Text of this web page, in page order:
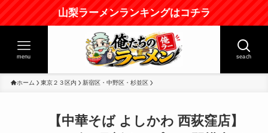
山梨ラーメンランキングはコチラ
seach
menu
ホーム 東京２３区内 新宿区・中野区・杉並区
【中華そば よしかわ 西荻窪店】